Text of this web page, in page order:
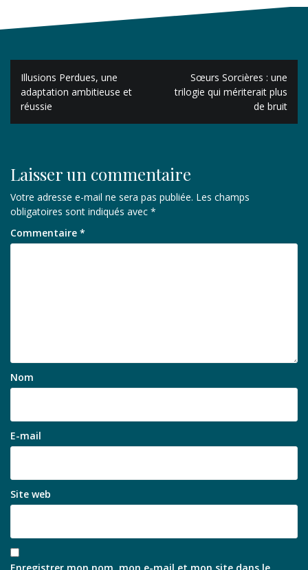
Navigation
de
l’article
Illusions Perdues, une
adaptation ambitieuse et
réussie
Sœurs Sorcières : une
trilogie qui mériterait plus
de bruit
Laisser un commentaire
Votre adresse e-mail ne sera pas publiée. Les champs
obligatoires sont indiqués avec *
Commentaire *
Nom
E-mail
Site web